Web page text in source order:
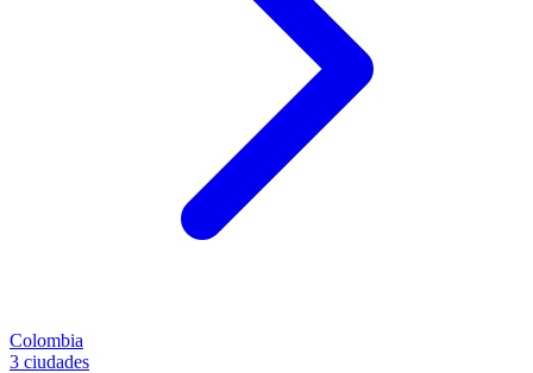
Colombia
3 ciudades